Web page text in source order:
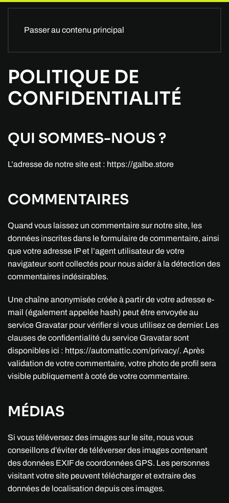
Passer au contenu principal
POLITIQUE DE
CONFIDENTIALITÉ
QUI SOMMES-NOUS ?
L’adresse de notre site est : https://galbe.store
COMMENTAIRES
Quand vous laissez un commentaire sur notre site, les
données inscrites dans le formulaire de commentaire, ainsi
que votre adresse IP et l’agent utilisateur de votre
navigateur sont collectés pour nous aider à la détection des
commentaires indésirables.
Une chaîne anonymisée créée à partir de votre adresse e-
mail (également appelée hash) peut être envoyée au
service Gravatar pour vérifier si vous utilisez ce dernier. Les
clauses de confidentialité du service Gravatar sont
disponibles ici : https://automattic.com/privacy/. Après
validation de votre commentaire, votre photo de profil sera
visible publiquement à coté de votre commentaire.
MÉDIAS
Si vous téléversez des images sur le site, nous vous
conseillons d’éviter de téléverser des images contenant
des données EXIF de coordonnées GPS. Les personnes
visitant votre site peuvent télécharger et extraire des
données de localisation depuis ces images.